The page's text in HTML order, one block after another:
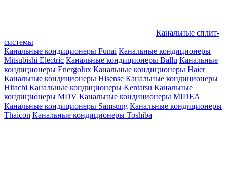
Канальные сплит-
системы
Канальные кондиционеры Funai Канальные кондиционеры
Mitsubishi Electric Канальные кондиционеры Ballu Канальные
кондиционеры Energolux Канальные кондиционеры Haier
Канальные кондиционеры Hisense Канальные кондиционеры
Hitachi Канальные кондиционеры Kentatsu Канальные
кондиционеры MDV Канальные кондиционеры MIDEA
Канальные кондиционеры Samsung Канальные кондиционеры
Thaicon Канальные кондиционеры Toshiba